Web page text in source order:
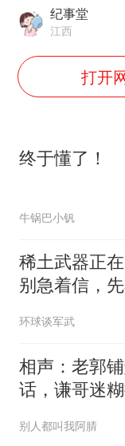
纪事堂
江西
打开
终于懂了！
牛锅巴小钒
稀土武器正
别急着信，
环球谈军武
相声：老郭
话，谦哥迷
别人都叫我阿腈